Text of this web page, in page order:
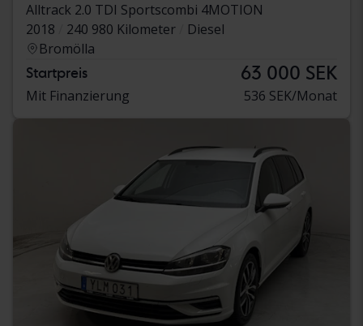
Alltrack 2.0 TDI Sportscombi 4MOTION
2018
240 980 Kilometer
Diesel
Bromölla
Startpreis 63 000 SEK
Mit Finanzierung 536 SEK/Monat